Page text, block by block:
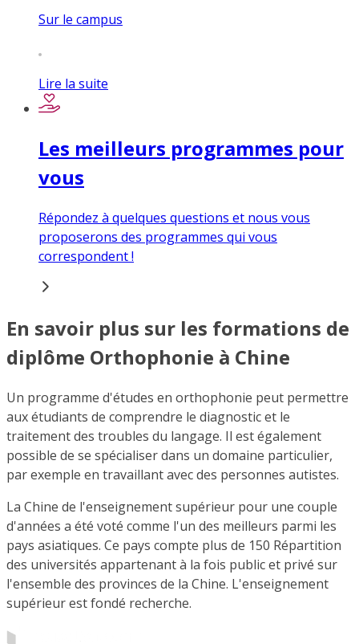
Sur le campus
Lire la suite
Les meilleurs programmes pour
vous
Répondez à quelques questions et nous vous
proposerons des programmes qui vous
correspondent !
En savoir plus sur les formations de
diplôme Orthophonie à Chine
Un programme d'études en orthophonie peut permettre
aux étudiants de comprendre le diagnostic et le
traitement des troubles du langage. Il est également
possible de se spécialiser dans un domaine particulier,
par exemple en travaillant avec des personnes autistes.
La Chine de l'enseignement supérieur pour une couple
d'années a été voté comme l'un des meilleurs parmi les
pays asiatiques. Ce pays compte plus de 150 Répartition
des universités appartenant à la fois public et privé sur
l'ensemble des provinces de la Chine. L'enseignement
supérieur est fondé recherche.